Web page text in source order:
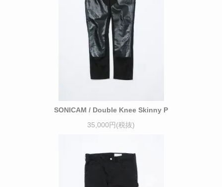
SONICAM / Double Knee Skinny P
35,000円(税抜)